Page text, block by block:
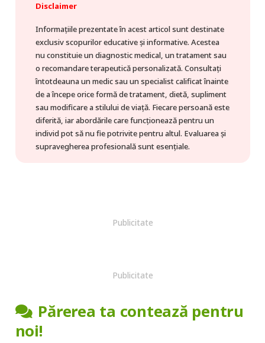
Disclaimer
Informațiile prezentate în acest articol sunt destinate
exclusiv scopurilor educative și informative. Acestea
nu constituie un diagnostic medical, un tratament sau
o recomandare terapeutică personalizată. Consultați
întotdeauna un medic sau un specialist calificat înainte
de a începe orice formă de tratament, dietă, supliment
sau modificare a stilului de viață. Fiecare persoană este
diferită, iar abordările care funcționează pentru un
individ pot să nu fie potrivite pentru altul. Evaluarea și
supravegherea profesională sunt esențiale.
Publicitate
Publicitate
Părerea ta contează pentru
noi!